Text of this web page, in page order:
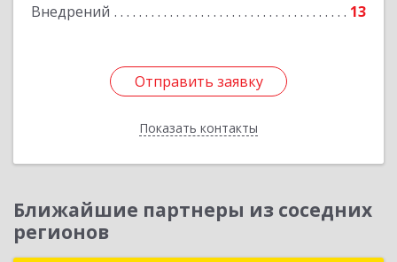
Внедрений 13
Отправить заявку
Показать контакты
Отправить заявку
Назад
Ближайшие партнеры из соседних
регионов